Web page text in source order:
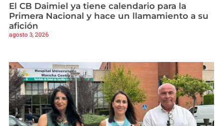
El CB Daimiel ya tiene calendario para la
Primera Nacional y hace un llamamiento a su
afición
agosto 3, 2026